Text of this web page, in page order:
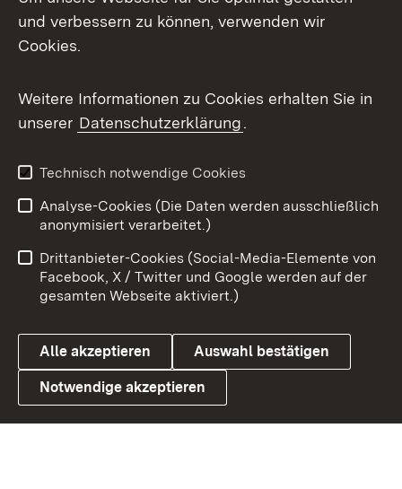
Mastodon
Messenger
Social Wall
X / Twitter
Youtube
Link zum Landesportal
Benutzungshinweise
Barrierefreiheit
Datenschutz
Cookies
und verbessern zu können, verwenden wir
Cookies.
Weitere Informationen zu Cookies erhalten Sie in
unserer Datenschutzerklärung.
Technisch notwendige Cookies
Analyse-Cookies (Die Daten werden ausschließlich
anonymisiert verarbeitet.)
Drittanbieter-Cookies (Social-Media-Elemente von
Facebook, X / Twitter und Google werden auf der
gesamten Webseite aktiviert.)
Alle akzeptieren Auswahl bestätigen
Notwendige akzeptieren